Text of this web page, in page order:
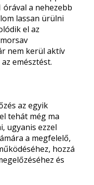
a nehezebb
lassan ürülni
el az
nem kerül aktív
emésztést.
az egyik
tehát még ma
ugyanis ezzel
a megfelelő,
hozzá
és